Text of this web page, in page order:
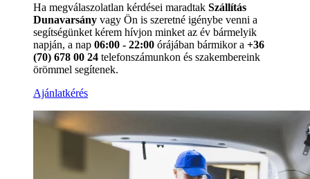
Ha megválaszolatlan kérdései maradtak Szállítás
Dunavarsány vagy Ön is szeretné igénybe venni a
segítségünket kérem hívjon minket az év bármelyik
napján, a nap 06:00 - 22:00 órájában bármikor a +36
(70) 678 00 24 telefonszámunkon és szakembereink
örömmel segítenek.
Ajánlatkérés